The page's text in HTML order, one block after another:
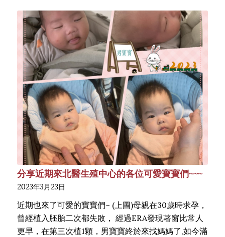
分享近期來北醫生殖中心的各位可愛寶寶們~~~
2023年3月23日
近期也來了可愛的寶寶們~ (上圖)母親在30歲時求孕，
曾經植入胚胎二次都失敗， 經過ERA發現著窗比常人
更早，在第三次植1顆，男寶寶終於來找媽媽了,如今滿